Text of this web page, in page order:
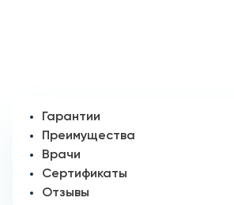
Гарантии
Преимущества
Врачи
Сертификаты
Отзывы